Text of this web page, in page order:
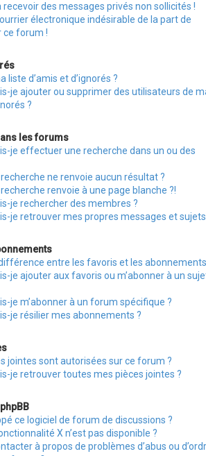
des messages privés non sollicités !
électronique indésirable de la part de
ce forum !
liste d’amis et d’ignorés ?
je ajouter ou supprimer des utilisateurs de
?
les forums
je effectuer une recherche dans un ou des
ne renvoie aucun résultat ?
renvoie à une page blanche ?!
je rechercher des membres ?
je retrouver mes propres messages et
entre les favoris et les
je ajouter aux favoris ou m’abonner à un
je m’abonner à un forum spécifique ?
je résilier mes abonnements ?
jointes sont autorisées sur ce forum ?
je retrouver toutes mes pièces jointes ?
ce logiciel de forum de discussions ?
X n’est pas disponible ?
à propos de problèmes d’abus ou